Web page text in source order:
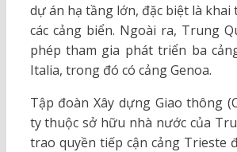
dự án hạ tầng lớn, đặc biệt là khai
các cảng biển. Ngoài ra, Trung
phép tham gia phát triển ba
Italia, trong đó có cảng Genoa.
Tập đoàn Xây dựng Giao thông
ty thuộc sở hữu nhà nước của
trao quyền tiếp cận cảng Trieste